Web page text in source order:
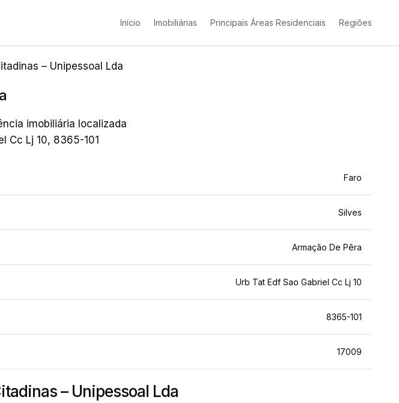
Início Imobiliárias Principais Áreas Residenciais Regiões
– Unipessoal Lda
imobiliária localizada
Cc Lj 10, 8365-101
Faro
Silves
Armação De Pêra
Urb Tat Edf Sao Gabriel Cc Lj 10
8365-101
17009
– Unipessoal Lda